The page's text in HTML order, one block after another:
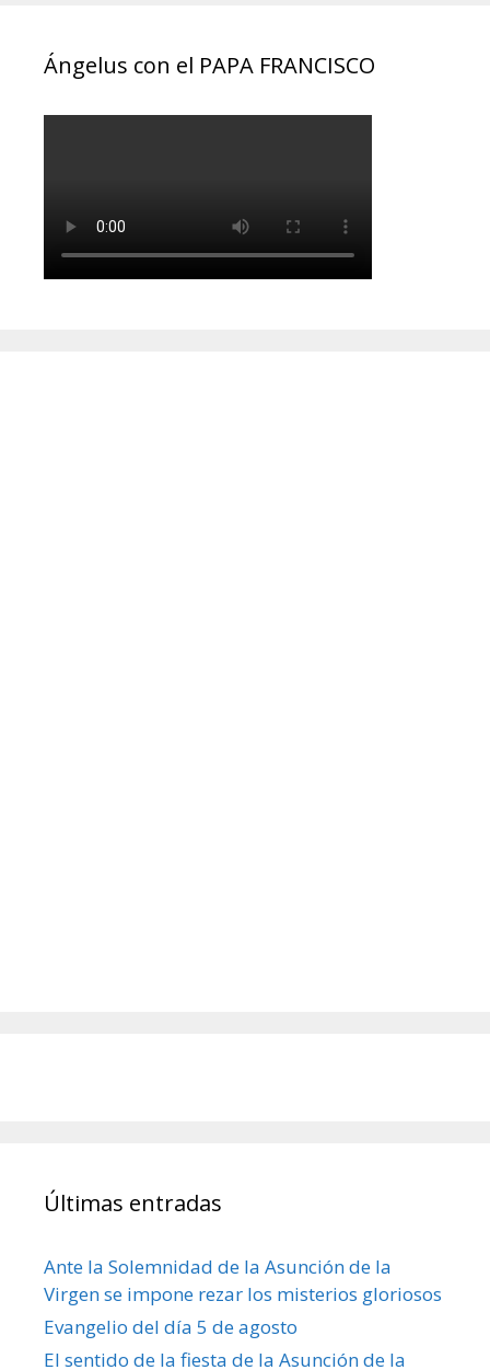
Ángelus con el PAPA FRANCISCO
Últimas entradas
Ante la Solemnidad de la Asunción de la
Virgen se impone rezar los misterios gloriosos
Evangelio del día 5 de agosto
El sentido de la fiesta de la Asunción de la